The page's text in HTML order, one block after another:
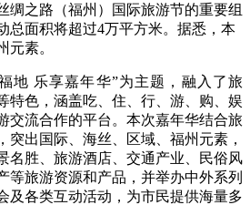
绸之路（福州）国际旅游节的重要组
总面积将超过4万平方米。据悉，本
元素。
地 乐享嘉年华”为主题，融入了旅
特色，涵盖吃、住、行、游、购、娱
交流合作的平台。本次嘉年华结合旅
突出国际、海丝、区域、福州元素，
名胜、旅游酒店、交通产业、民俗风
等旅游资源和产品，并举办中外系列
及各类互动活动，为市民提供海量多